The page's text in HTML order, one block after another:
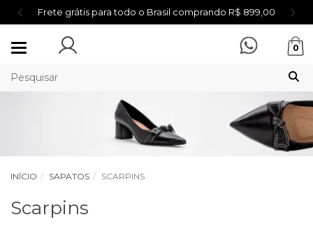
Primeira compra? Ganhe 5% - Cupom: BEMVINDA5
Mudar
0
INÍCIO SAPATOS SCARPINS
Scarpins